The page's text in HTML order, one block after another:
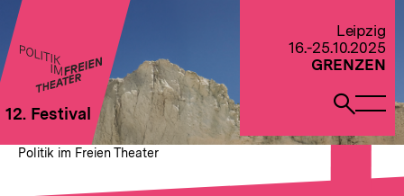
Direkt
zum
Seiteninhalt
springen
12. Festival
Leipzig
16.-25.10.2025
GRENZEN
öffnen
Suche
Brotkrümelnavigation
Pfadnavigation
Politik im Freien Theater